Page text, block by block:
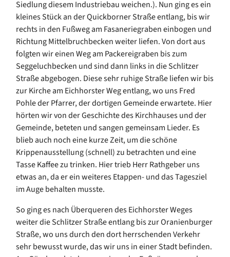
Siedlung diesem Industriebau weichen.). Nun ging es ein
kleines Stück an der Quickborner Straße entlang, bis wir
rechts in den Fußweg am Fasaneriegraben einbogen und
Richtung Mittelbruchbecken weiter liefen. Von dort aus
folgten wir einen Weg am Packereigraben bis zum
Seggeluchbecken und sind dann links in die Schlitzer
Straße abgebogen. Diese sehr ruhige Straße liefen wir bis
zur Kirche am Eichhorster Weg entlang, wo uns Fred
Pohle der Pfarrer, der dortigen Gemeinde erwartete. Hier
hörten wir von der Geschichte des Kirchhauses und der
Gemeinde, beteten und sangen gemeinsam Lieder. Es
blieb auch noch eine kurze Zeit, um die schöne
Krippenausstellung (schnell) zu betrachten und eine
Tasse Kaffee zu trinken. Hier trieb Herr Rathgeber uns
etwas an, da er ein weiteres Etappen- und das Tagesziel
im Auge behalten musste.
So ging es nach Überqueren des Eichhorster Weges
weiter die Schlitzer Straße entlang bis zur Oranienburger
Straße, wo uns durch den dort herrschenden Verkehr
sehr bewusst wurde, das wir uns in einer Stadt befinden.